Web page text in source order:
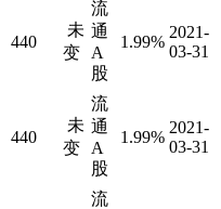
440
未
变
流
通
A
股
1.99%
2021-
03-31
440
未
变
流
通
A
股
1.99%
2021-
03-31
流